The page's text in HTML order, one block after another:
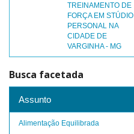
TREINAMENTO DE
FORÇA EM STÚDIO
PERSONAL NA
CIDADE DE
VARGINHA - MG
Busca facetada
Assunto
Alimentação Equilibrada